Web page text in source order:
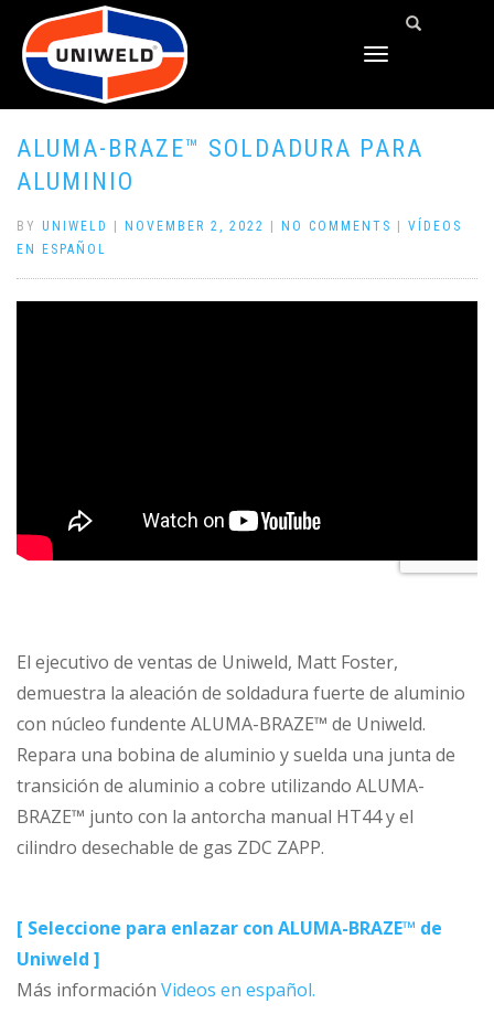
TOGGLE
ALUMA-BRAZE™ SOLDADURA PARA
ALUMINIO
BY UNIWELD NOVEMBER 2, 2022 NO COMMENTS
VÍDEOS
EN ESPAÑOL
El ejecutivo de ventas de Uniweld, Matt Foster,
demuestra la aleación de soldadura fuerte de aluminio
con núcleo fundente ALUMA-BRAZE™ de Uniweld.
Repara una bobina de aluminio y suelda una junta de
transición de aluminio a cobre utilizando ALUMA-
BRAZE™ junto con la antorcha manual HT44 y el
cilindro desechable de gas ZDC ZAPP.
[ Seleccione para enlazar con ALUMA-BRAZE™ de
Uniweld ]
Más información Videos en español.